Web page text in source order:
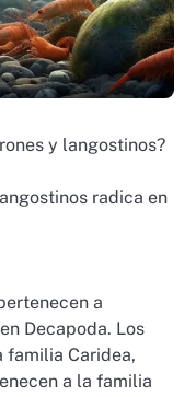
y langostinos?
radica en
a
Decapoda. Los
familia Caridea,
a la familia